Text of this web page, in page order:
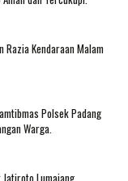
Kendaraan Malam
Polsek Padang
Warga.